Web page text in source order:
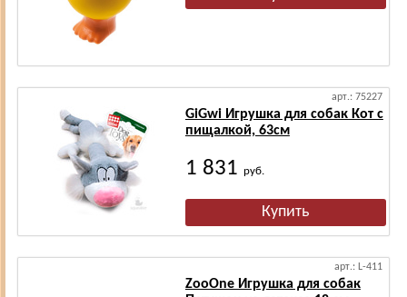
арт.: 75227
GiGwi Игрушка для собак Кот с
пищалкой, 63см
1 831 руб.
арт.: L-411
ZooOne Игрушка для собак